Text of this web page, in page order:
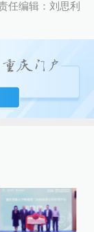
任编辑：刘思利